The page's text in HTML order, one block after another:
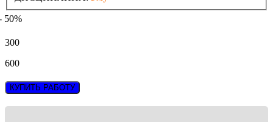
50%
300
600
КУПИТЬ РАБОТУ